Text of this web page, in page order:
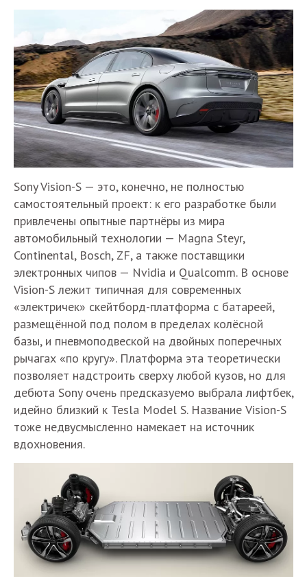
Sony Vision-S — это, конечно, не полностью
самостоятельный проект: к его разработке были
привлечены опытные партнёры из мира
автомобильный технологии — Magna Steyr,
Continental, Bosch, ZF, а также поставщики
электронных чипов — Nvidia и Qualcomm. В основе
Vision-S лежит типичная для современных
«электричек» скейтборд-платформа с батареей,
размещённой под полом в пределах колёсной
базы, и пневмоподвеской на двойных поперечных
рычагах «по кругу». Платформа эта теоретически
позволяет надстроить сверху любой кузов, но для
дебюта Sony очень предсказуемо выбрала лифтбек,
идейно близкий к Tesla Model S. Название Vision-S
тоже недвусмысленно намекает на источник
вдохновения.